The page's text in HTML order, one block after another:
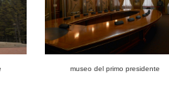
museo del primo presidente